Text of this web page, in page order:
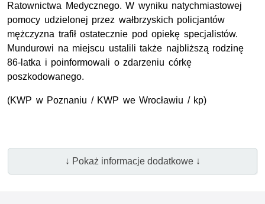
Ratownictwa Medycznego. W wyniku natychmiastowej
pomocy udzielonej przez wałbrzyskich policjantów
mężczyzna trafił ostatecznie pod opiekę specjalistów.
Mundurowi na miejscu ustalili także najbliższą rodzinę
86-latka i poinformowali o zdarzeniu córkę
poszkodowanego.
(KWP w Poznaniu / KWP we Wrocławiu / kp)
↓ Pokaż informacje dodatkowe ↓